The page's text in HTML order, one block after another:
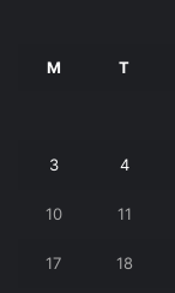
M T
3 4
10 11
17 18